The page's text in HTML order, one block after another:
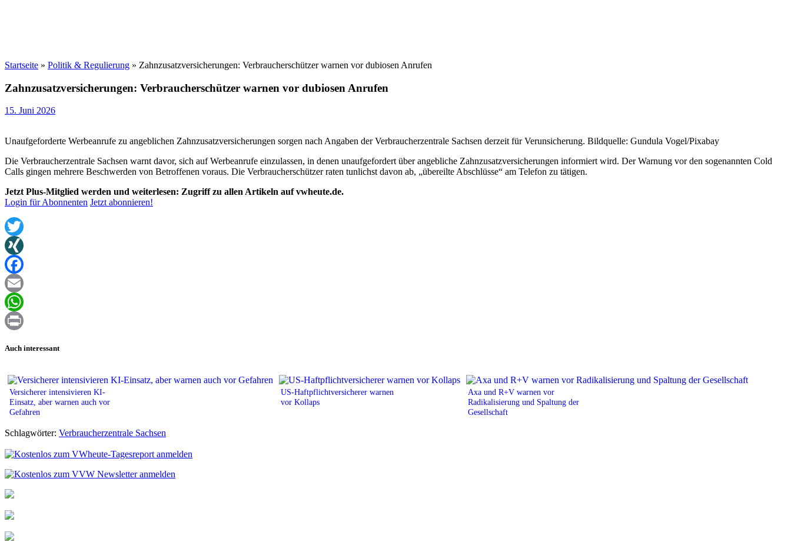
Startseite » Politik & Regulierung » Zahnzusatzversicherungen: Verbraucherschützer warnen vor dubiosen Anrufen
Zahnzusatzversicherungen: Verbraucherschützer warnen vor dubiosen Anrufen
15. Juni 2026
Unaufgeforderte Werbeanrufe zu angeblichen Zahnzusatzversicherungen sorgen nach Angaben der Verbraucherzentrale Sachsen derzeit für Verunsicherung. Bildquelle: Gundula Vogel/Pixabay
Die Verbraucherzentrale Sachsen warnt davor, sich auf Werbeanrufe einzulassen, in denen unaufgefordert über angebliche Zahnzusatzversicherungen informiert wird. Der Warnung vor den sogenannten Cold
Calls gingen mehrere Beschwerden von Betroffenen voraus. Die Verbraucherschützer raten tunlichst davon ab, „übereilte Abschlüsse“ am Telefon zu tätigen.
Jetzt Plus-Mitglied werden und weiterlesen: Zugriff zu allen Artikeln auf vwheute.de.
Login für Abonnenten Jetzt abonnieren!
Twitter
XING
Facebook
Email
WhatsApp
Auch interessant
Versicherer intensivieren KI-
Einsatz, aber warnen auch vor
Gefahren
US-Haftpflichtversicherer warnen
vor Kollaps
Axa und R+V warnen vor
Radikalisierung und Spaltung der
Gesellschaft
Schlagwörter: Verbraucherzentrale Sachsen